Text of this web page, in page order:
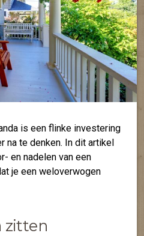
is een flinke investering
na te denken. In dit artikel
en nadelen van een
je een weloverwogen
zitten